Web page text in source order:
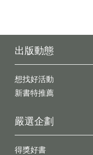
出版動態
想找好活動
新書特推薦
嚴選企劃
得獎好書